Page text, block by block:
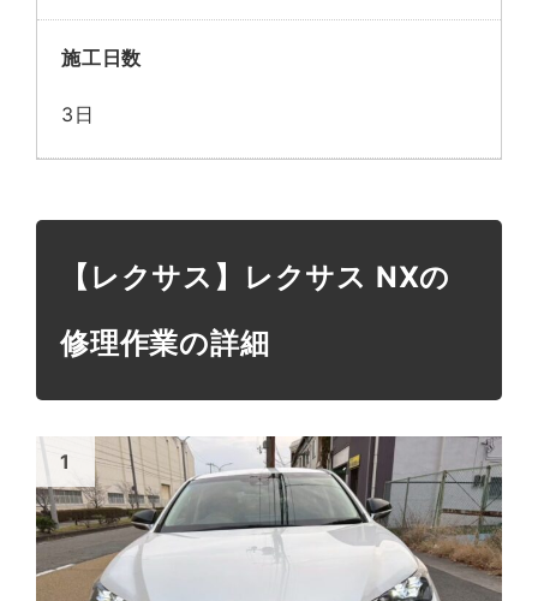
施工日数
3日
【レクサス】レクサス NXの
修理作業の詳細